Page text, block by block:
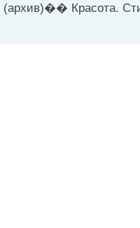
(архив)�� Красота.